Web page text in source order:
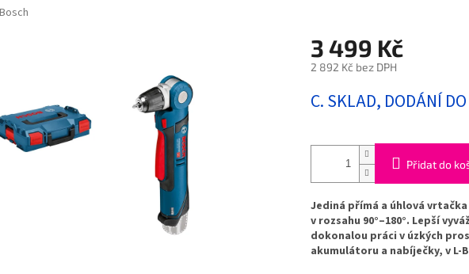
Bosch
3 499 Kč
2 892 Kč bez DPH
cena:
C. SKLAD, DODÁNÍ
Přidat do
Jediná přímá a úhlová
v rozsahu 90°–180°. Lepší
dokonalou práci v úzkých
akumulátoru a nabíječky, v L-